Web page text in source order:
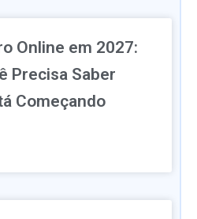
Online em 2027:
Precisa Saber
Começando